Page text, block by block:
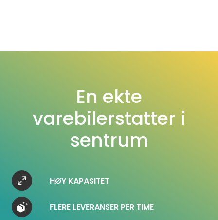
En ekte
varebilerstatter i
sentrum
HØY KAPASITET
FLERE LEVERANSER PER TIME